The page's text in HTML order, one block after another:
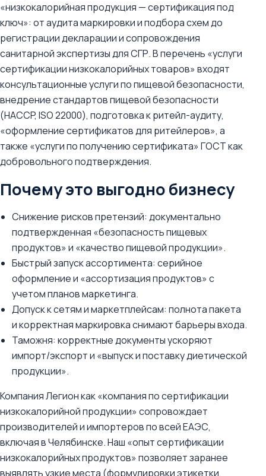
«низкокалорийная продукция — сертификация под
ключ»: от аудита маркировки и подбора схем до
регистрации декларации и сопровождения
санитарной экспертизы для СГР. В перечень «услуги
сертификации низкокалорийных товаров» входят
консультационные услуги по пищевой безопасности,
внедрение стандартов пищевой безопасности
(HACCP, ISO 22000), подготовка к ритейл-аудиту,
«оформление сертификатов для ритейлеров», а
также «услуги по получению сертификата» ГОСТ как
добровольного подтверждения.
Почему это выгодно бизнесу
Снижение рисков претензий: документально
подтвержденная «безопасность пищевых
продуктов» и «качество пищевой продукции».
Быстрый запуск ассортимента: серийное
оформление и «ассортизация продуктов» с
учетом планов маркетинга.
Допуск к сетям и маркетплейсам: полнота пакета
и корректная маркировка снимают барьеры входа.
Таможня: корректные документы ускоряют
импорт/экспорт и «выпуск и поставку диетической
продукции».
Компания Легион как «компания по сертификации
низкокалорийной продукции» сопровождает
производителей и импортеров по всей ЕАЭС,
включая в Челябинске. Наш «опыт сертификации
низкокалорийных продуктов» позволяет заранее
выявлять узкие места (формулировки этикетки,